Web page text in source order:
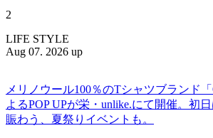
2
LIFE STYLE
Aug 07. 2026 up
メリノウール100％のTシャツブランド
よるPOP UPが栄・unlike.にて開催。初
賑わう、夏祭りイベントも。